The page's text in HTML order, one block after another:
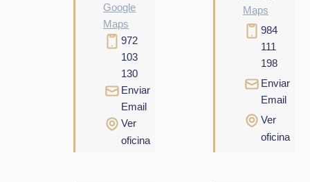
Google
Maps
972
103
130
Enviar
Email
Ver
oficina
Maps
984
111
198
Enviar
Email
Ver
oficina